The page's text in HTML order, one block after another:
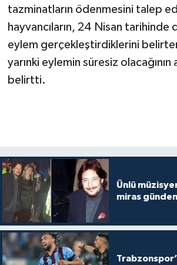
tazminatların ödenmesini talep
hayvancıların, 24 Nisan tarihinde
eylem gerçekleştirdiklerini
yarınki eylemin süresiz olacağının
belirtti.
Ünlü
miras